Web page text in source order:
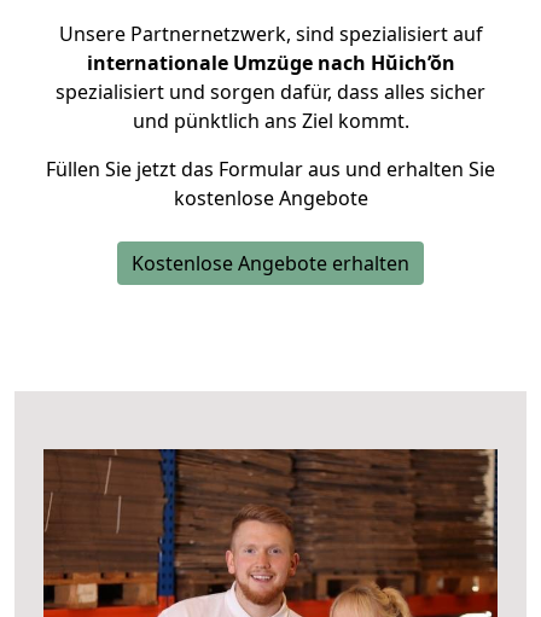
Unsere Partnernetzwerk, sind spezialisiert auf
internationale Umzüge nach Hŭich’ŏn
spezialisiert und sorgen dafür, dass alles sicher
und pünktlich ans Ziel kommt.
Füllen Sie jetzt das Formular aus und erhalten Sie
kostenlose Angebote
Kostenlose Angebote erhalten